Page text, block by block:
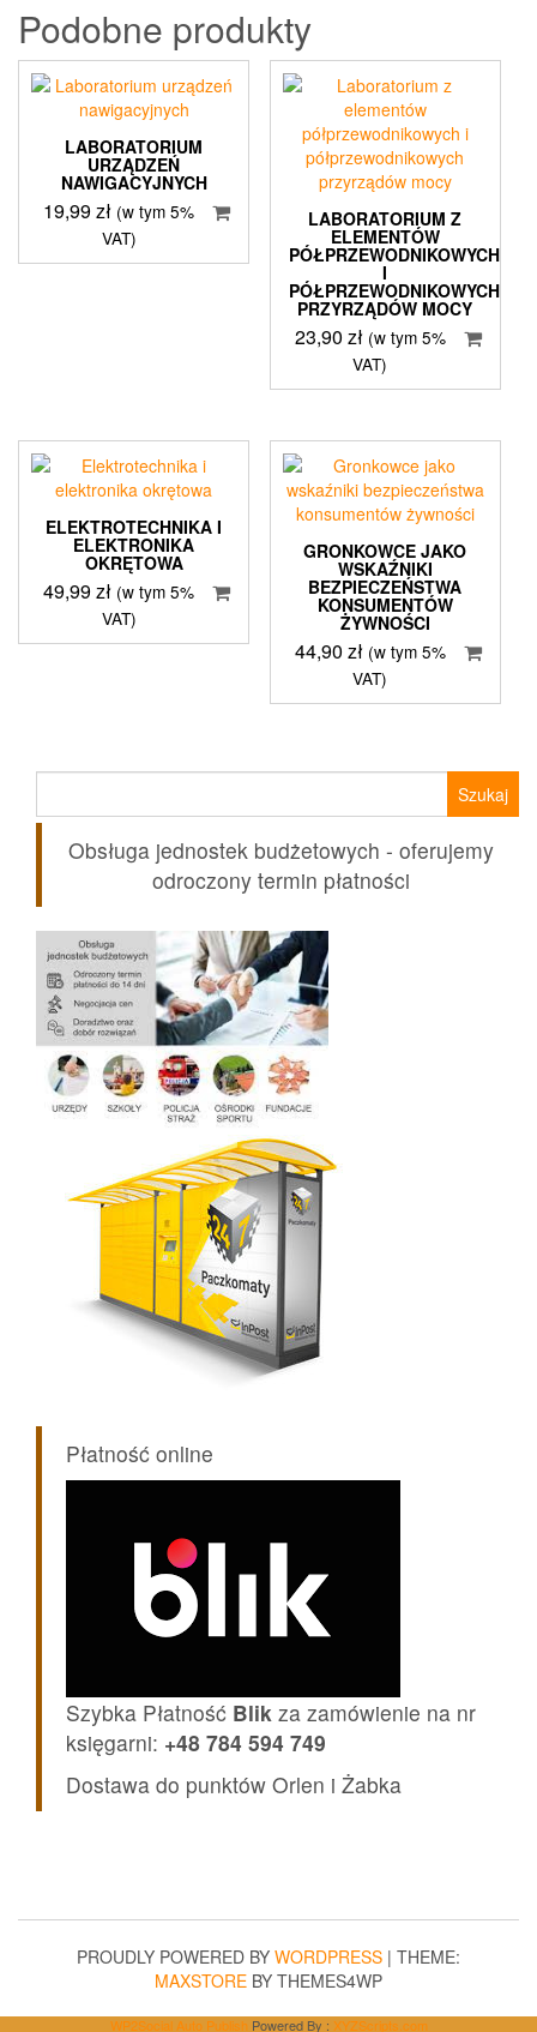
Podobne produkty
LABORATORIUM
URZĄDZEŃ
NAWIGACYJNYCH
19,99zł (w tym 5%
VAT)
LABORATORIUM Z
ELEMENTÓW
PÓŁPRZEWODNIKOWYCH
I
PÓŁPRZEWODNIKOWYCH
PRZYRZĄDÓW MOCY
23,90 zł (w tym 5%
VAT)
ELEKTROTECHNIKA I
ELEKTRONIKA
OKRĘTOWA
49,99zł (w tym 5%
VAT)
GRONKOWCE JAKO
WSKAŹNIKI
BEZPIECZEŃSTWA
KONSUMENTÓW
ŻYWNOŚCI
44,90 zł (w tym 5%
VAT)
Obsługa jednostek budżetowych - oferujemy
odroczony termin płatności
Płatność online
Szybka Płatność Blik za zamówienie na nr
księgarni: +48 784 594 749
Dostawa do punktów Orlen i Żabka
PROUDLY POWERED BY WORDPRESS | THEME:
MAXSTORE BY THEMES4WP
WP2Social Auto Publish Powered By : XYZScripts.com